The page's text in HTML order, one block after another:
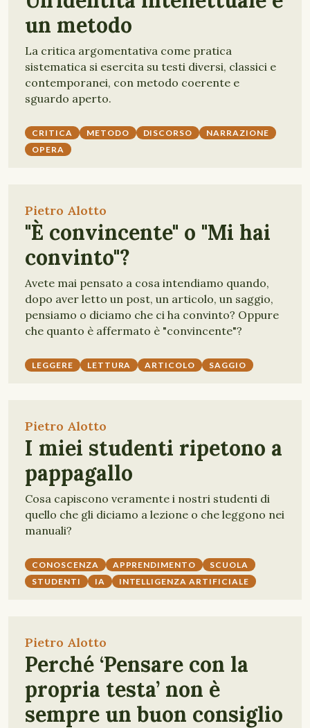
un metodo
La critica argomentativa come pratica
sistematica si esercita su testi diversi, classici e
contemporanei, con metodo coerente e
sguardo aperto.
CRITICA METODO DISCORSO
NARRAZIONE
OPERA
Pietro Alotto
"È convincente" o "Mi hai
convinto"?
Avete mai pensato a cosa intendiamo quando,
dopo aver letto un post, un articolo, un saggio,
pensiamo o diciamo che ci ha convinto? Oppure
che quanto è affermato è "convincente"?
LEGGERE LETTURA ARTICOLO SAGGIO
Pietro Alotto
I miei studenti ripetono a
pappagallo
Cosa capiscono veramente i nostri studenti di
quello che gli diciamo a lezione o che leggono nei
manuali?
CONOSCENZA APPRENDIMENTO
SCUOLA
STUDENTI
IA INTELLIGENZA ARTIFICIALE
Pietro Alotto
Perché ‘Pensare con la
propria testa’ non è
sempre un buon consiglio